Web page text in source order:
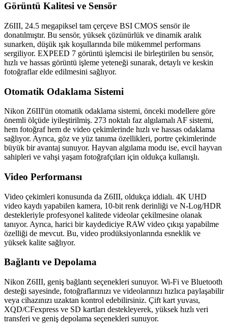
Görüntü Kalitesi ve Sensör
Z6III, 24.5 megapiksel tam çerçeve BSI CMOS sensör ile
donatılmıştır. Bu sensör, yüksek çözünürlük ve dinamik aralık
sunarken, düşük ışık koşullarında bile mükemmel performans
sergiliyor. EXPEED 7 görüntü işlemcisi ile birleştirilen bu sensör,
hızlı ve hassas görüntü işleme yeteneği sunarak, detaylı ve keskin
fotoğraflar elde edilmesini sağlıyor.
Otomatik Odaklama Sistemi
Nikon Z6III'ün otomatik odaklama sistemi, önceki modellere göre
önemli ölçüde iyileştirilmiş. 273 noktalı faz algılamalı AF sistemi,
hem fotoğraf hem de video çekimlerinde hızlı ve hassas odaklama
sağlıyor. Ayrıca, göz ve yüz tanıma özellikleri, portre çekimlerinde
büyük bir avantaj sunuyor. Hayvan algılama modu ise, evcil hayvan
sahipleri ve vahşi yaşam fotoğrafçıları için oldukça kullanışlı.
Video Performansı
Video çekimleri konusunda da Z6III, oldukça iddialı. 4K UHD
video kaydı yapabilen kamera, 10-bit renk derinliği ve N-Log/HDR
destekleriyle profesyonel kalitede videolar çekilmesine olanak
tanıyor. Ayrıca, harici bir kaydediciye RAW video çıkışı yapabilme
özelliği de mevcut. Bu, video prodüksiyonlarında esneklik ve
yüksek kalite sağlıyor.
Bağlantı ve Depolama
Nikon Z6III, geniş bağlantı seçenekleri sunuyor. Wi-Fi ve Bluetooth
desteği sayesinde, fotoğraflarınızı ve videolarınızı hızlıca paylaşabilir
veya cihazınızı uzaktan kontrol edebilirsiniz. Çift kart yuvası,
XQD/CFexpress ve SD kartları destekleyerek, yüksek hızlı veri
transferi ve geniş depolama seçenekleri sunuyor.